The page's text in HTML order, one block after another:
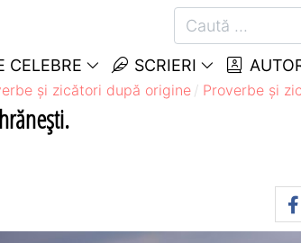
CELEBRE SCRIERI
și zicători după origine Proverbe și